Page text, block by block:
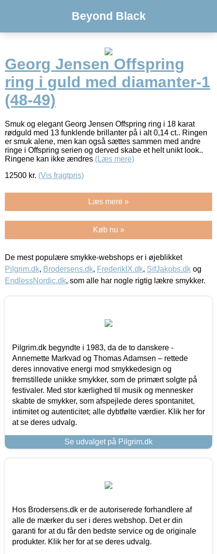
Beyond Black
Georg Jensen Offspring
ring i guld med diamanter-1
(48-49)
Smuk og elegant Georg Jensen Offspring ring i 18 karat
rødguld med 13 funklende brillanter på i alt 0,14 ct.. Ringen
er smuk alene, men kan også sættes sammen med andre
ringe i Offspring serien og derved skabe et helt unikt look..
Ringene kan ikke ændres (Læs mere)
12500 kr. (Vis fragtpris)
Læs mere »
Køb nu »
De mest populære smykke-webshops er i øjeblikket
Pilgrim.dk, Brodersens.dk, FrederikIX.dk, SifJakobs.dk og
EndlessNordic.dk, som alle har nogle rigtig lækre smykker.
Pilgrim.dk begyndte i 1983, da de to danskere -
Annemette Markvad og Thomas Adamsen – rettede
deres innovative energi mod smykkedesign og
fremstillede unikke smykker, som de primært solgte på
festivaler. Med stor kærlighed til musik og mennesker
skabte de smykker, som afspejlede deres spontanitet,
intimitet og autenticitet; alle dybtfølte værdier. Klik her for
at se deres udvalg.
Se udvalget på Pilgrim.dk
Hos Brodersens.dk er de autoriserede forhandlere af
alle de mærker du ser i deres webshop. Det er din
garanti for at du får den bedste service og de originale
produkter. Klik her for at se deres udvalg.